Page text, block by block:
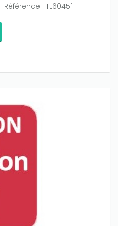
Référence : TL6045f